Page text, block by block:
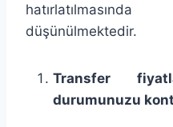
düşünülmektedir.
Transfer
durumunuzu